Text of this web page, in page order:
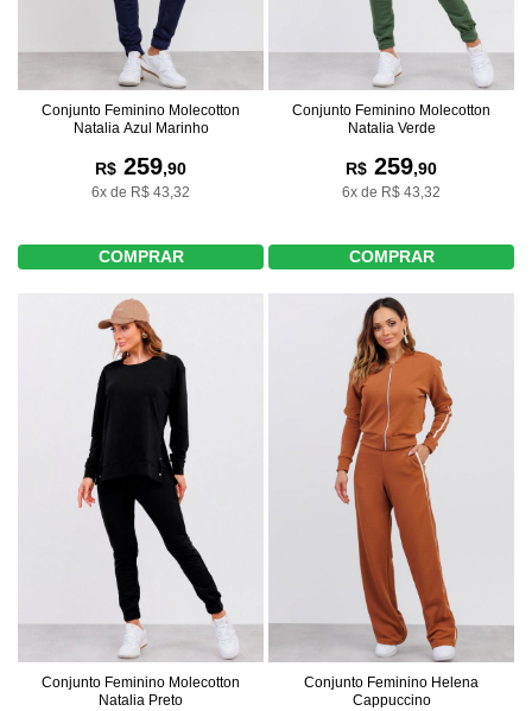
Conjunto Feminino Molecotton
Natalia Azul Marinho
R$ 259,90
6x de R$ 43,32
COMPRAR
Conjunto Feminino Molecotton
Natalia Verde
R$ 259,90
6x de R$ 43,32
COMPRAR
Conjunto Feminino Molecotton
Natalia Preto
Conjunto Feminino Helena
Cappuccino